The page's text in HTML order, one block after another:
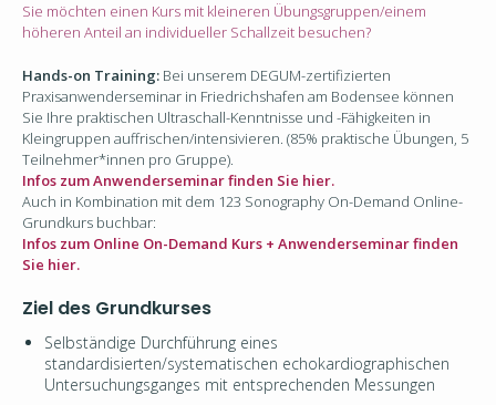
Sie möchten einen Kurs mit kleineren Übungsgruppen/einem
höheren Anteil an individueller Schallzeit besuchen?
Hands-on Training: Bei unserem DEGUM-zertifizierten
Praxisanwenderseminar in Friedrichshafen am Bodensee können
Sie Ihre praktischen Ultraschall-Kenntnisse und -Fähigkeiten in
Kleingruppen auffrischen/intensivieren. (85% praktische Übungen, 5
Teilnehmer*innen pro Gruppe).
Infos zum Anwenderseminar finden Sie hier.
Auch in Kombination mit dem 123 Sonography On-Demand Online-
Grundkurs buchbar:
Infos zum Online On-Demand Kurs + Anwenderseminar finden
Sie hier.
Ziel des Grundkurses
Selbständige Durchführung eines
standardisierten/systematischen echokardiographischen
Untersuchungsganges mit entsprechenden Messungen